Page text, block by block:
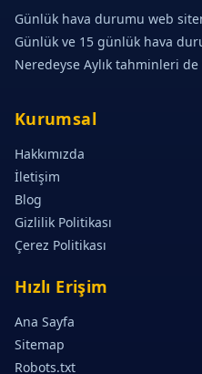
Günlük hava durumu web
Günlük ve 15 günlük hava
Neredeyse Aylık tahminleri de
Kurumsal
Hakkımızda
İletişim
Blog
Gizlilik Politikası
Çerez Politikası
Hızlı Erişim
Ana Sayfa
Sitemap
Robots.txt